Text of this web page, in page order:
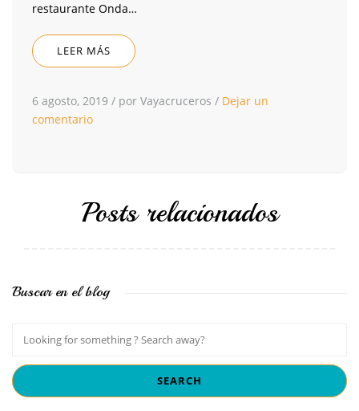
restaurante Onda…
LEER MÁS
6 agosto, 2019 / por Vayacruceros / Dejar un
comentario
Posts relacionados
Buscar en el blog